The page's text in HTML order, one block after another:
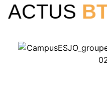
ACTUS